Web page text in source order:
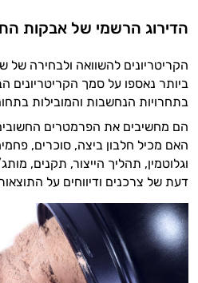
הדירוג הרשמי של אבקות
הקריטריונים להשוואה ולבחירה של
ביותר נאספו על סמך הקריטריונים
בתחרויות הנחשבות והמובילות
הם מחשיבים את הפרמטרים החשובים
וגלוטמין, תהליך הייצור, תקנים,
דעת של צרכנים ודיווחים על